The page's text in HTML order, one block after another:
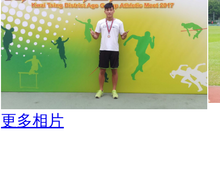
更多相片